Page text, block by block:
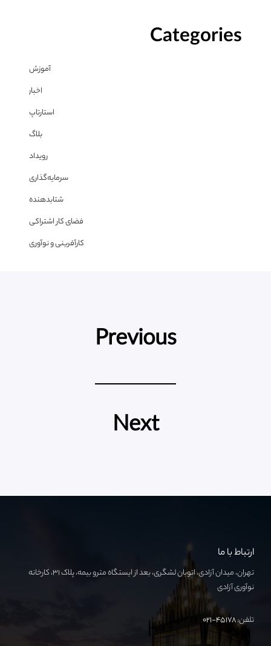
Categories
آموزش
اخبار
استارتاپ
بلاگ
رویداد
سرمایه‌گذاری
شتابدهنده
فضای کار اشتراکی
کارآفرینی و نوآوری
Previous
Next
ارتباط با ما
تهران، میدان آزادی، اتوبان لشگری، بعد از ایستگاه مترو بیمه، پلاک ۳۱، کارخانه
نوآوری آزادی
تلفن:۴۵۱۷۸-۰۲۱